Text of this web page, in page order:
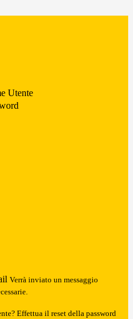
Utente
Verrà inviato un messaggio
Effettua il reset della password